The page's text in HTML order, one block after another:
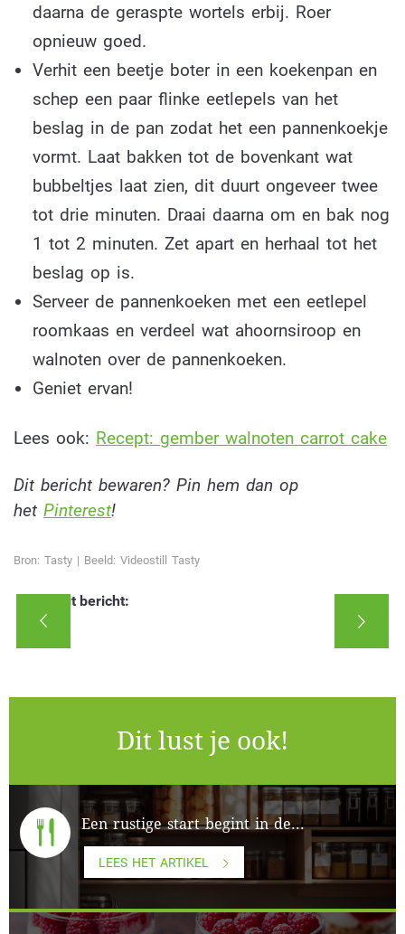
daarna de geraspte wortels erbij. Roer
opnieuw goed.
Verhit een beetje boter in een koekenpan en
schep een paar flinke eetlepels van het
beslag in de pan zodat het een pannenkoekje
vormt. Laat bakken tot de bovenkant wat
bubbeltjes laat zien, dit duurt ongeveer twee
tot drie minuten. Draai daarna om en bak nog
1 tot 2 minuten. Zet apart en herhaal tot het
beslag op is.
Serveer de pannenkoeken met een eetlepel
roomkaas en verdeel wat ahoornsiroop en
walnoten over de pannenkoeken.
Geniet ervan!
Lees ook: Recept: gember walnoten carrot cake
Dit bericht bewaren? Pin hem dan op
het Pinterest!
Bron: Tasty | Beeld: Videostill Tasty
Deel dit bericht:
Dit lust je ook!
Een rustige start begint in de...
LEES HET ARTIKEL